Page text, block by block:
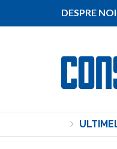
DESPRE NOI